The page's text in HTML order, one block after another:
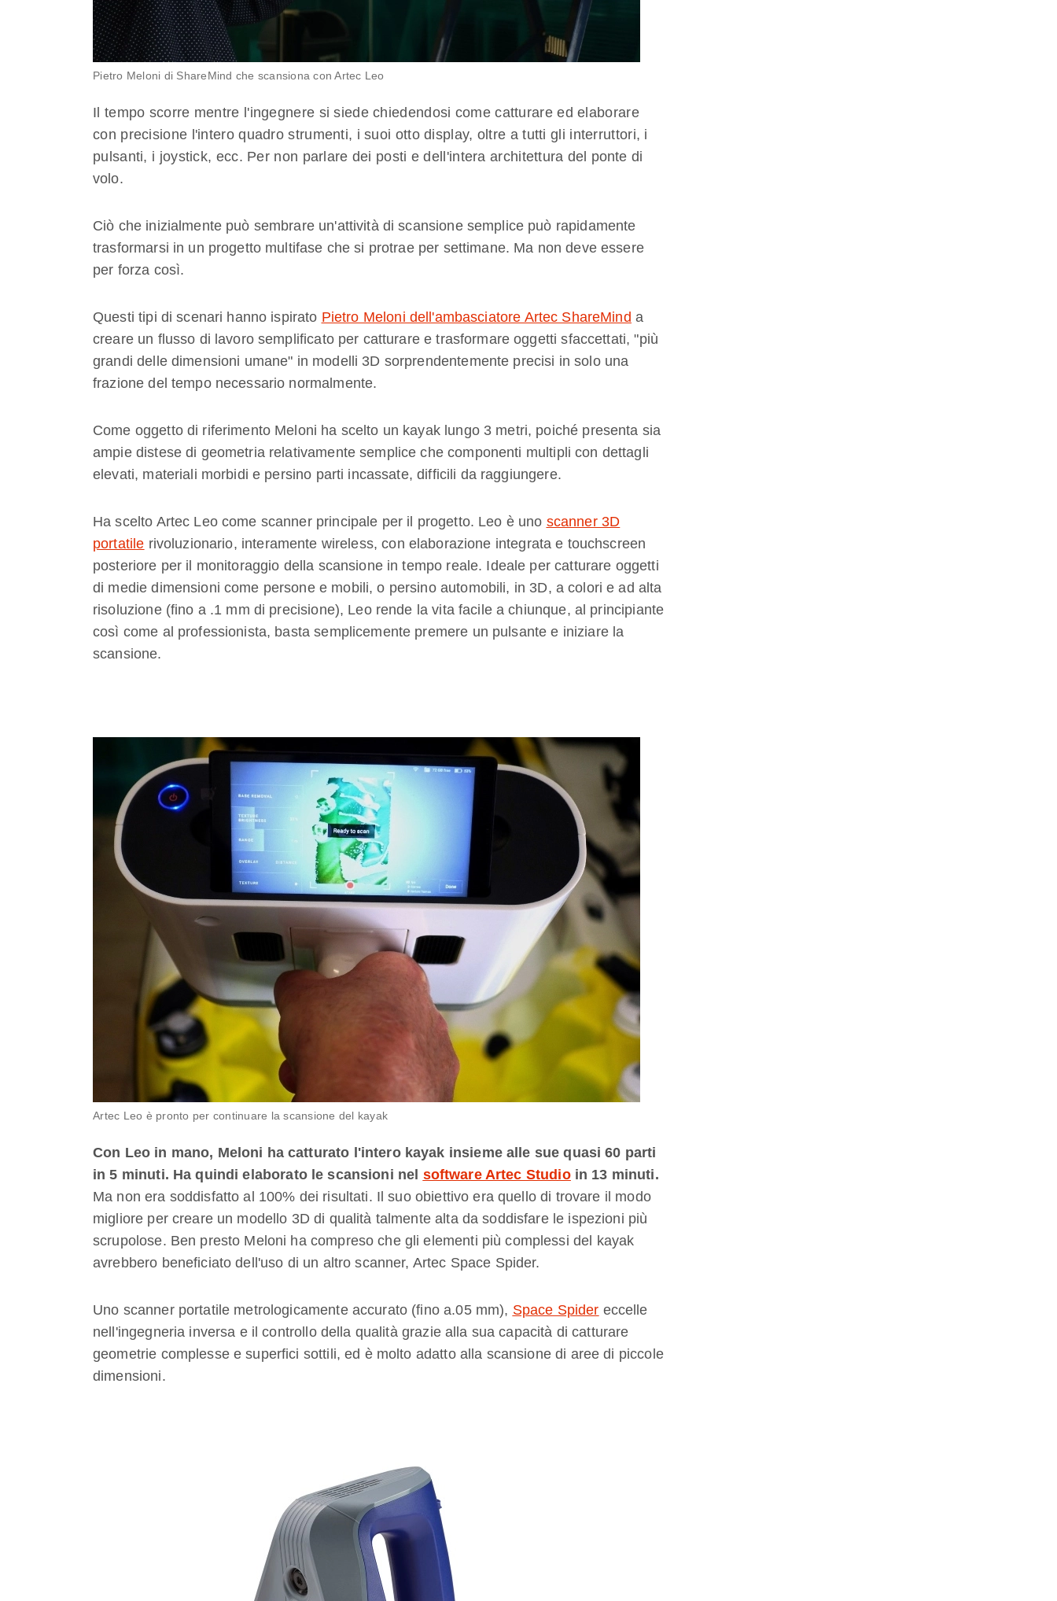
Pietro Meloni di ShareMind che scansiona con Artec Leo
Il tempo scorre mentre l'ingegnere si siede chiedendosi come catturare ed elaborare
con precisione l'intero quadro strumenti, i suoi otto display, oltre a tutti gli interruttori, i
pulsanti, i joystick, ecc. Per non parlare dei posti e dell'intera architettura del ponte di
volo.
Ciò che inizialmente può sembrare un'attività di scansione semplice può rapidamente
trasformarsi in un progetto multifase che si protrae per settimane. Ma non deve essere
per forza così.
Questi tipi di scenari hanno ispirato Pietro Meloni dell'ambasciatore Artec ShareMind a
creare un flusso di lavoro semplificato per catturare e trasformare oggetti sfaccettati, "più
grandi delle dimensioni umane" in modelli 3D sorprendentemente precisi in solo una
frazione del tempo necessario normalmente.
Come oggetto di riferimento Meloni ha scelto un kayak lungo 3 metri, poiché presenta sia
ampie distese di geometria relativamente semplice che componenti multipli con dettagli
elevati, materiali morbidi e persino parti incassate, difficili da raggiungere.
Ha scelto Artec Leo come scanner principale per il progetto. Leo è uno scanner 3D
portatile rivoluzionario, interamente wireless, con elaborazione integrata e touchscreen
posteriore per il monitoraggio della scansione in tempo reale. Ideale per catturare oggetti
di medie dimensioni come persone e mobili, o persino automobili, in 3D, a colori e ad alta
risoluzione (fino a .1 mm di precisione), Leo rende la vita facile a chiunque, al principiante
così come al professionista, basta semplicemente premere un pulsante e iniziare la
scansione.
Artec Leo è pronto per continuare la scansione del kayak
Con Leo in mano, Meloni ha catturato l'intero kayak insieme alle sue quasi 60 parti
in 5 minuti. Ha quindi elaborato le scansioni nel software Artec Studioin 13 minuti.
Ma non era soddisfatto al 100% dei risultati. Il suo obiettivo era quello di trovare il modo
migliore per creare un modello 3D di qualità talmente alta da soddisfare le ispezioni più
scrupolose. Ben presto Meloni ha compreso che gli elementi più complessi del kayak
avrebbero beneficiato dell'uso di un altro scanner, Artec Space Spider.
Uno scanner portatile metrologicamente accurato (fino a.05 mm), Space Spider eccelle
nell'ingegneria inversa e il controllo della qualità grazie alla sua capacità di catturare
geometrie complesse e superfici sottili, ed è molto adatto alla scansione di aree di piccole
dimensioni.